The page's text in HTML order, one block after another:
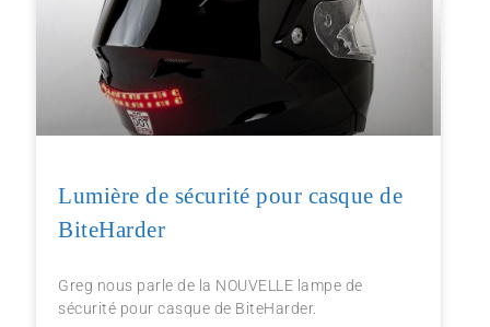
Lumière de sécurité pour casque de
BiteHarder
Greg nous parle de la NOUVELLE lampe de
sécurité pour casque de BiteHarder.